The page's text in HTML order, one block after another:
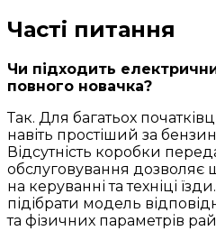
Часті питання
Чи підходить
повного новачка?
Так. Для багатьох
навіть простіший за
Відсутність коробки
обслуговування
на керуванні та техніці
підібрати модель
та фізичних параметрів